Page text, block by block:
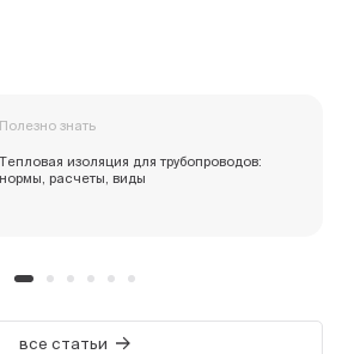
Полезно знать
Тепловая изоляция для трубопроводов:
нормы, расчеты, виды
все статьи